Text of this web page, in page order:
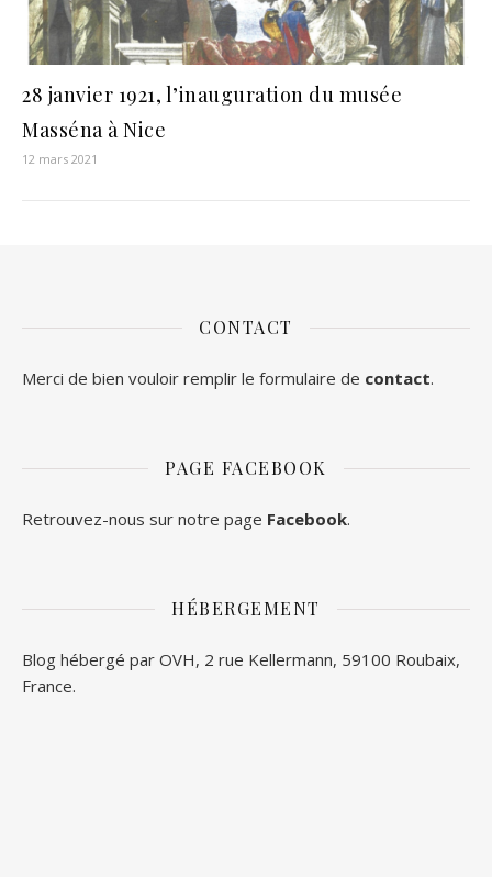
28 janvier 1921, l’inauguration du musée
Masséna à Nice
12 mars 2021
CONTACT
Merci de bien vouloir remplir le formulaire de contact.
PAGE FACEBOOK
Retrouvez-nous sur notre page Facebook.
HÉBERGEMENT
Blog hébergé par OVH, 2 rue Kellermann, 59100 Roubaix,
France.